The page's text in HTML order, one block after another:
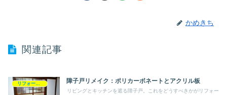
かめきち
関連記事
リフォーム・DIY 障子戸リメイク：ポリカーボネートとアクリル板
リビングとキッチンを遮る障子戸。これをどうすべきかがリフォー